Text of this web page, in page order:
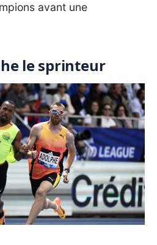
avant une
le sprinteur